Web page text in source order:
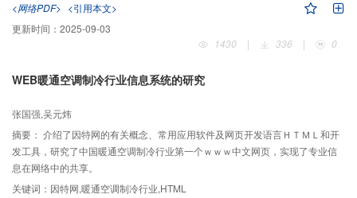
<网络PDF> <引用本文>
更新时间： 2025-09-03
1430
| 336 | 0
WEB暖通空调制冷行业信息系统的研究
张国强,吴元炜
摘要： 介绍了因特网的有关概念、常用应用软件及网页开发语言ＨＴＭＬ和开
发工具，研究了中国暖通空调制冷行业第一个ｗｗｗ中文网页，实现了专业信
息在网络中的共享。
关键词： 因特网,暖通空调制冷行业,HTML